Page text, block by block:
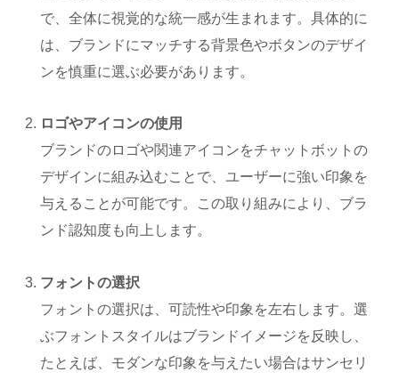
で、全体に視覚的な統一感が生まれます。具体的に
は、ブランドにマッチする背景色やボタンのデザイ
ンを慎重に選ぶ必要があります。
ロゴやアイコンの使用
ブランドのロゴや関連アイコンをチャットボットの
デザインに組み込むことで、ユーザーに強い印象を
与えることが可能です。この取り組みにより、ブラ
ンド認知度も向上します。
フォントの選択
フォントの選択は、可読性や印象を左右します。選
ぶフォントスタイルはブランドイメージを反映し、
たとえば、モダンな印象を与えたい場合はサンセリ